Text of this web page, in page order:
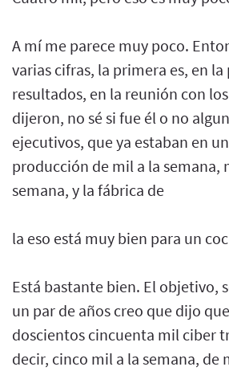
A mí me parece muy poco.
varias cifras, la primera es, en
resultados, en la reunión con
dijeron, no sé si fue él o no
ejecutivos, que ya estaban en
producción de mil a la semana,
semana, y la fábrica de
la eso está muy bien para un
Está bastante bien. El objetivo,
un par de años creo que dijo
doscientos cincuenta mil ciber
decir, cinco mil a la semana, de